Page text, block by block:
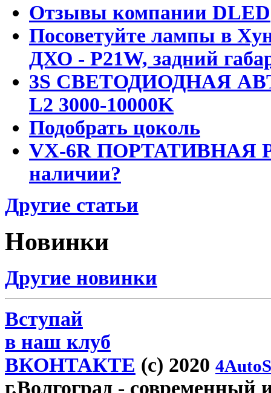
Отзывы компании DLED
Посоветуйте лампы в
ДХО - P21W, задний
3S СВЕТОДИОДНАЯ
L2 3000-10000K
Подобрать цоколь
VX-6R ПОРТАТИВНАЯ
наличии?
Другие статьи
Новинки
Другие новинки
Вступай
в наш клуб
ВКОНТАКТЕ (c) 2020
г.Волгоград - современный